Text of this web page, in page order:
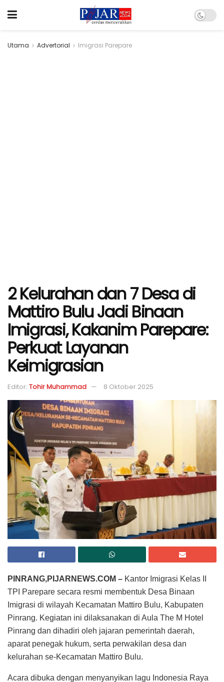
Utama Advertorial Imigrasi Parepare
2 Kelurahan dan 7 Desa di
Mattiro Bulu Jadi Binaan
Imigrasi, Kakanim Parepare:
Perkuat Layanan
Keimigrasian
Editor: Tohir Muhammad 8 Oktober 2025
PINRANG,PIJARNEWS.COM – Kantor Imigrasi Kelas II
TPI Parepare secara resmi membentuk Desa Binaan
Imigrasi di wilayah Kecamatan Mattiro Bulu, Kabupaten
Pinrang. Kegiatan ini dilaksanakan di Aula The M Hotel
Pinrang dan dihadiri oleh jajaran pemerintah daerah,
aparat penegak hukum, serta perwakilan desa dan
kelurahan se-Kecamatan Mattiro Bulu.
Acara dibuka dengan menyanyikan lagu Indonesia Raya